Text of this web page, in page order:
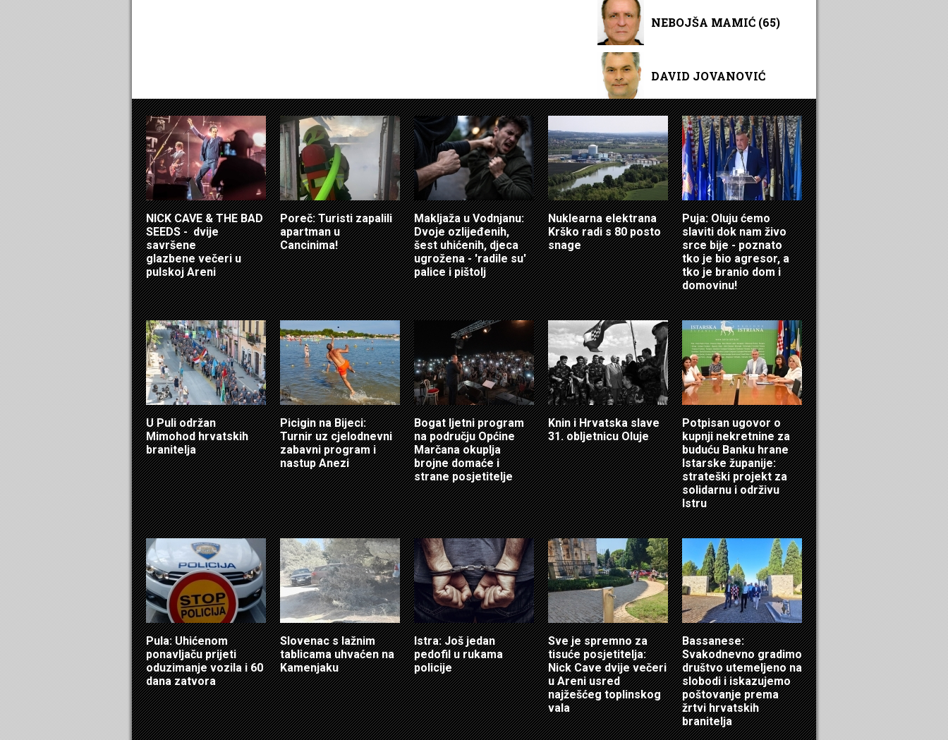
NEBOJŠA MAMIĆ (65)
DAVID JOVANOVIĆ
NICK CAVE & THE BAD
SEEDS - dvije
savršene
glazbene večeri u
pulskoj Areni
Poreč: Turisti zapalili
apartman u
Cancinima!
Makljaža u Vodnjanu:
Dvoje ozlijeđenih,
šest uhićenih, djeca
ugrožena - 'radile su'
palice i pištolj
Nuklearna elektrana
Krško radi s 80 posto
snage
Puja: Oluju ćemo
slaviti dok nam živo
srce bije - poznato
tko je bio agresor, a
tko je branio dom i
domovinu!
U Puli održan
Mimohod hrvatskih
branitelja
Picigin na Bijeci:
Turnir uz cjelodnevni
zabavni program i
nastup Anezi
Bogat ljetni program
na području Općine
Marčana okuplja
brojne domaće i
strane posjetitelje
Knin i Hrvatska slave
31. obljetnicu Oluje
Potpisan ugovor o
kupnji nekretnine za
buduću Banku hrane
Istarske županije:
strateški projekt za
solidarnu i održivu
Istru
Pula: Uhićenom
ponavljaču prijeti
oduzimanje vozila i 60
dana zatvora
Slovenac s lažnim
tablicama uhvaćen na
Kamenjaku
Istra: Još jedan
pedofil u rukama
policije
Sve je spremno za
tisuće posjetitelja:
Nick Cave dvije večeri
u Areni usred
najžešćeg toplinskog
vala
Bassanese:
Svakodnevno gradimo
društvo utemeljeno na
slobodi i iskazujemo
poštovanje prema
žrtvi hrvatskih
branitelja